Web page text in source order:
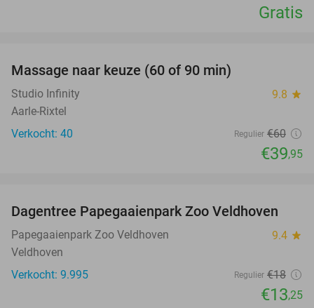
Gratis
Massage naar keuze (60 of 90 min)
Studio Infinity 9.8 star
Aarle-Rixtel
Verkocht: 40
Regulier €60
€39,95
26%
Dagentree Papegaaienpark Zoo Veldhoven
Papegaaienpark Zoo Veldhoven 9.4 star
Veldhoven
Verkocht: 9.995
Regulier €18
€13,25